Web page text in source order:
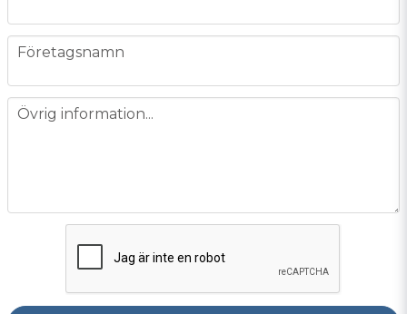
company
Företagsnamn
message
Övrig information...